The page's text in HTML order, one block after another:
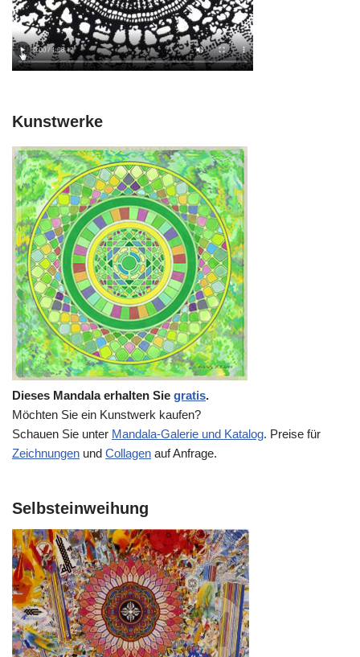
Kunstwerke
Dieses Mandala erhalten Sie gratis.
Möchten Sie ein Kunstwerk kaufen?
Schauen Sie unter Mandala-Galerie und Katalog. Preise für
Zeichnungen und Collagen auf Anfrage.
Selbsteinweihung